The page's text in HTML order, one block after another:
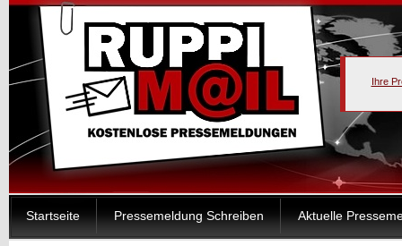
Ihre
Startseite Pressemeldung Schreiben Aktuelle